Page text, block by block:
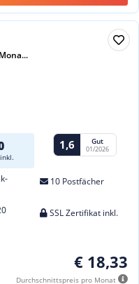
1,6 Gut
01/2026
10 Postfächer
SSL Zertifikat inkl.
€ 18,33
Durchschnittspreis pro Monat